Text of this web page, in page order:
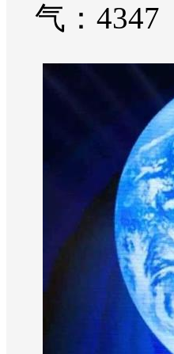
气： 4347